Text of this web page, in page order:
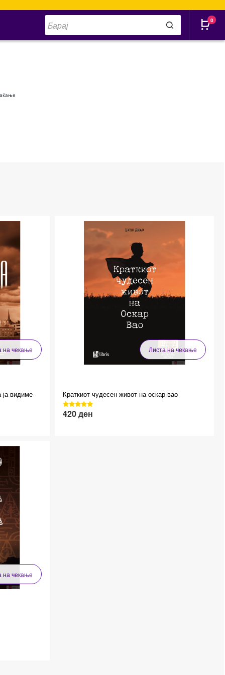
Products
search
на чекање
видиме
Листа на чекање
Краткиот чудесен живот на оскар вао
3040 Reviews, 4.7 average star rating
Effective price 12.83
420ден
на чекање
0